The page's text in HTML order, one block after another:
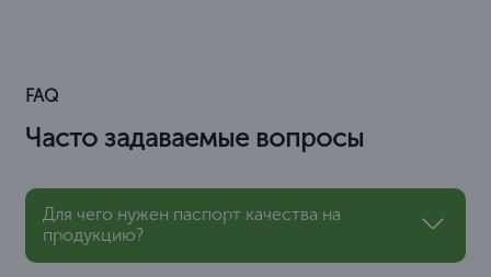
FAQ
Часто задаваемые вопросы
Для чего нужен паспорт качества на
продукцию?